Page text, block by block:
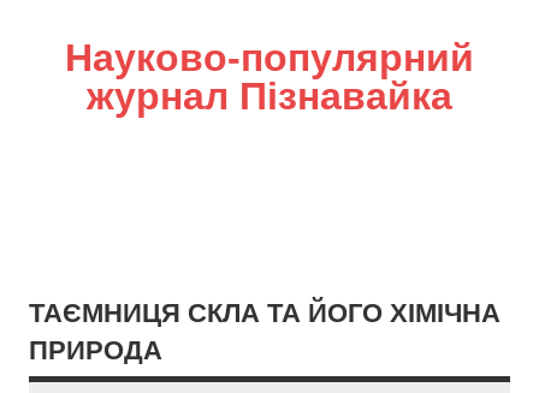
Науково-популярний
журнал Пізнавайка
ТАЄМНИЦЯ СКЛА ТА ЙОГО ХІМІЧНА
ПРИРОДА